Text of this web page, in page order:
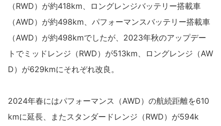
（RWD）が約418km、ロングレンジバッテリー搭載車
（AWD）が約498km、パフォーマンスバッテリー搭載車
（AWD）が約498kmでしたが、2023年秋のアップデー
トでミッドレンジ（RWD）が513km、ロングレンジ（AW
D）が629kmにそれぞれ改良。
2024年春にはパフォーマンス（AWD）の航続距離を610
kmに延長、またスタンダードレンジ（RWD）が594k